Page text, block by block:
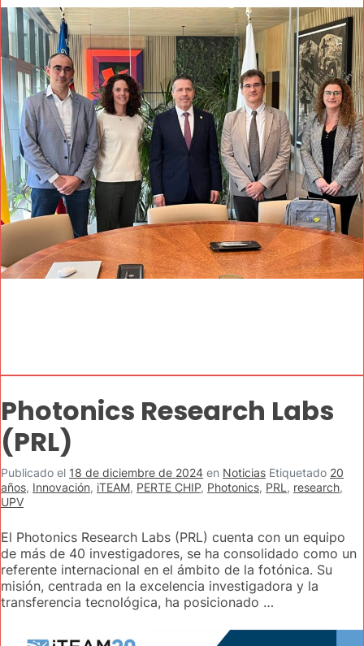
Photonics Research Labs
(PRL)
Publicado el 18 de diciembre de 2024 en Noticias Etiquetado 20
años, Innovación, iTEAM, PERTE CHIP, Photonics, PRL , research,
UPV
El Photonics Research Labs (PRL) cuenta con un equipo
de más de 40 investigadores, se ha consolidado como un
referente internacional en el ámbito de la fotónica. Su
misión, centrada en la excelencia investigadora y la
transferencia tecnológica, ha posicionado …